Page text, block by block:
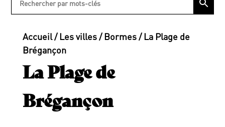
Accueil/Les villes/Bormes/ La Plage de
Brégançon
La Plage de
Brégançon